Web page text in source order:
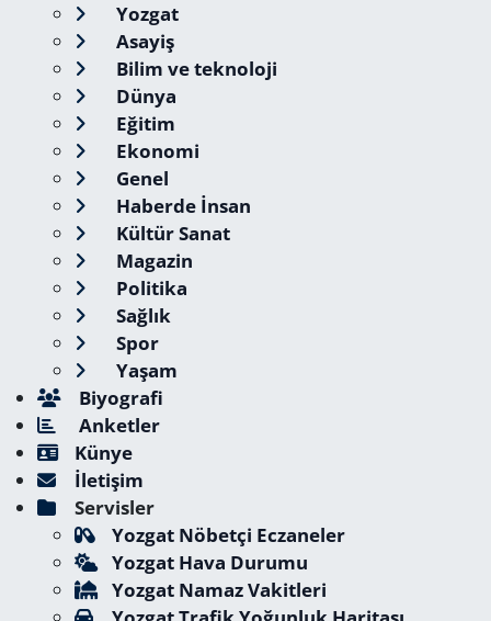
Yozgat
Asayiş
Bilim ve teknoloji
Dünya
Eğitim
Ekonomi
Genel
Haberde İnsan
Kültür Sanat
Magazin
Politika
Sağlık
Spor
Yaşam
Biyografi
Anketler
Künye
İletişim
Servisler
Yozgat Nöbetçi Eczaneler
Yozgat Hava Durumu
Yozgat Namaz Vakitleri